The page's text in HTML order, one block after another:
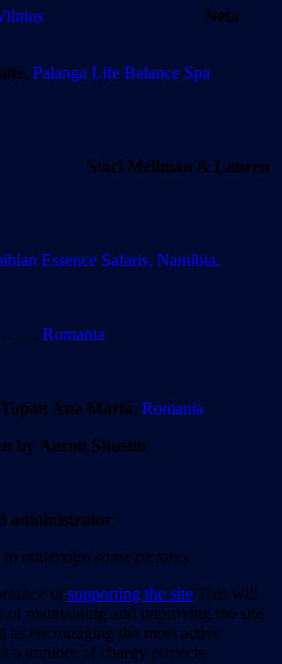
Neta
, Palanga Life Balance Spa
Staci Mellman & Lauren
Essence Safaris, Namibia,
…, Romania
Topan Ana Maria, Romania
by Aaron Shustin
administrator:
undersign some pictures
of supporting the site This will
of maintaining and improving the site
as encouraging the most active
a number of charity projects.